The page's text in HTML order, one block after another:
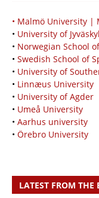
• Malmö University |
• University of
• Norwegian School
• Swedish School of
• University of
• Linnæus University
• University of Agder
• Umeå University
• Aarhus university
• Örebro University
LATEST FROM THE